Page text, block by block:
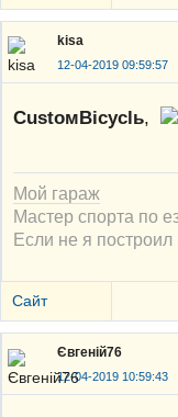
kisa
12-04-2019 09:59:57
CustoмBicyclь,
Мой гараж
Мастер спорта по
Если не я
Сайт
Євгеній76
12-04-2019 10:59:43